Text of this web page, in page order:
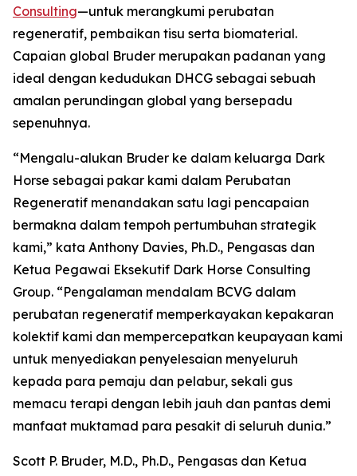
Consulting—untuk merangkumi perubatan
regeneratif, pembaikan tisu serta biomaterial.
Capaian global Bruder merupakan padanan yang
ideal dengan kedudukan DHCG sebagai sebuah
amalan perundingan global yang bersepadu
sepenuhnya.
“Mengalu-alukan Bruder ke dalam keluarga Dark
Horse sebagai pakar kami dalam Perubatan
Regeneratif menandakan satu lagi pencapaian
bermakna dalam tempoh pertumbuhan strategik
kami,” kata Anthony Davies, Ph.D., Pengasas dan
Ketua Pegawai Eksekutif Dark Horse Consulting
Group. “Pengalaman mendalam BCVG dalam
perubatan regeneratif memperkayakan kepakaran
kolektif kami dan mempercepatkan keupayaan kami
untuk menyediakan penyelesaian menyeluruh
kepada para pemaju dan pelabur, sekali gus
memacu terapi dengan lebih jauh dan pantas demi
manfaat muktamad para pesakit di seluruh dunia.”
Scott P. Bruder, M.D., Ph.D., Pengasas dan Ketua